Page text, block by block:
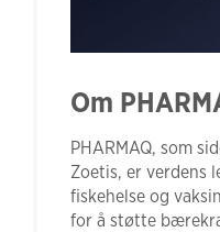
Om
PHARMAQ, som
Zoetis, er verdens
fiskehelse og
for å støtte